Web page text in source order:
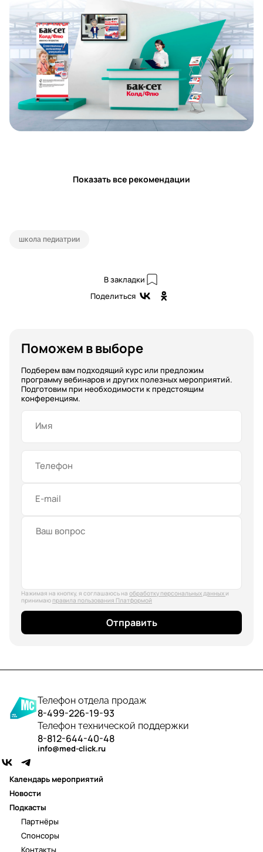
Показать все рекомендации
школа педиатрии
В закладки
Поделиться
Поможем в выборе
Подберем вам подходящий курс или предложим
программу вебинаров и других полезных мероприятий.
Подготовим при необходимости к предстоящим
конференциям.
Имя
Телефон
E-mail
Нажимая на кнопку, я соглашаюсь на обработку персональных данных и
принимаю правила пользования Платформой
Отправить
Телефон отдела продаж
8-499-226-19-93
Телефон технической поддержки
8-812-644-40-48
info@med-click.ru
Календарь мероприятий
Новости
Подкасты
Партнёры
Спонсоры
Контакты